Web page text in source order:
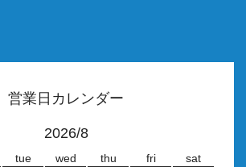
営業日カレンダー
2026/8
tue wed thu fri
sat